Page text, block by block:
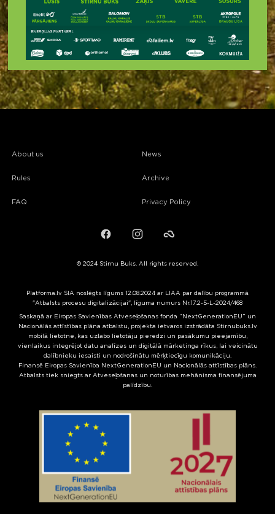
About us
Rules
FAQ
News
Archive
Privacy Policy
FacebookInstagramFailiem.lv
© 2024 Stirnu Buks. All rights reserved.
Platforma.lv SIA noslēgts līgums 12.08.2024 ar LIAA par dalību programmā
"Atbalsts procesu digitalizācijai", līguma numurs Nr.17.2-5-L-2024/468
Saskaņā ar Eiropas Savienības Atveseļošanas fonda “NextGenerationEU” un
Nacionālās attīstības plāna atbalstu, projekta ietvaros izstrādāta Stirnubuks.lv
mobilā lietotne, kas uzlabo lietotāju pieredzi un pasākumu pieejamību,
vienlaikus integrējot datu analīzes un digitālā mārketinga rīkus, lai veicinātu
dalībnieku iesaisti un nodrošinātu mērķtiecīgu komunikāciju.
Finansē Eiropas Savienība NextGenerationEU un Nacionālās attīstības plāns.
Atbalsts tiek sniegts ar Atveseļošanas un noturības mehānisma finansējuma
palīdzību.